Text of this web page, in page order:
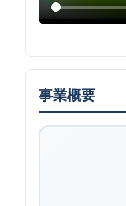
事業概要